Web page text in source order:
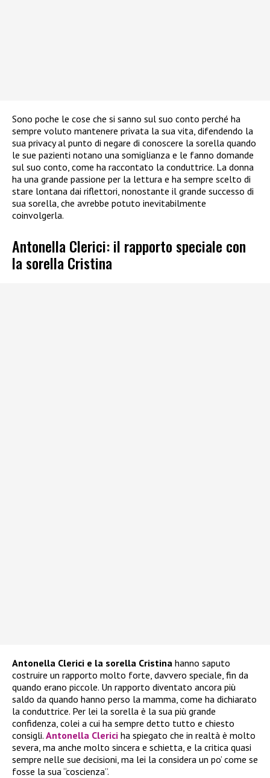
Sono poche le cose che si sanno sul suo conto perché ha
sempre voluto mantenere privata la sua vita, difendendo la
sua privacy al punto di negare di conoscere la sorella quando
le sue pazienti notano una somiglianza e le fanno domande
sul suo conto, come ha raccontato la conduttrice. La donna
ha una grande passione per la lettura e ha sempre scelto di
stare lontana dai riflettori, nonostante il grande successo di
sua sorella, che avrebbe potuto inevitabilmente
coinvolgerla.
Antonella Clerici: il rapporto speciale con
la sorella Cristina
Antonella Clerici e la sorella Cristina hanno saputo
costruire un rapporto molto forte, davvero speciale, fin da
quando erano piccole. Un rapporto diventato ancora più
saldo da quando hanno perso la mamma, come ha dichiarato
la conduttrice. Per lei la sorella è la sua più grande
confidenza, colei a cui ha sempre detto tutto e chiesto
consigli. Antonella Clerici ha spiegato che in realtà è molto
severa, ma anche molto sincera e schietta, e la critica quasi
sempre nelle sue decisioni, ma lei la considera un po’ come se
fosse la sua “coscienza”.